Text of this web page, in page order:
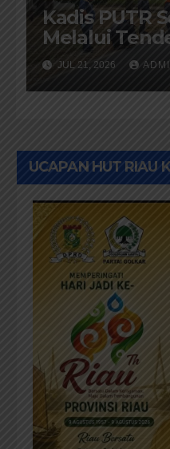
Kadis PUTR
Melalui
Kejari dan di
JUL 21, 2026
UCAPAN HUT RIAU